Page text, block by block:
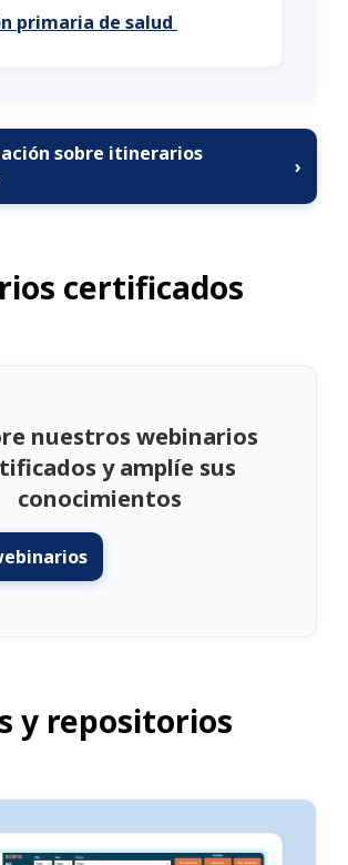
primaria de salud
sobre itinerarios
›
certificados
nuestros webinarios
y amplíe sus
conocimientos
y repositorios